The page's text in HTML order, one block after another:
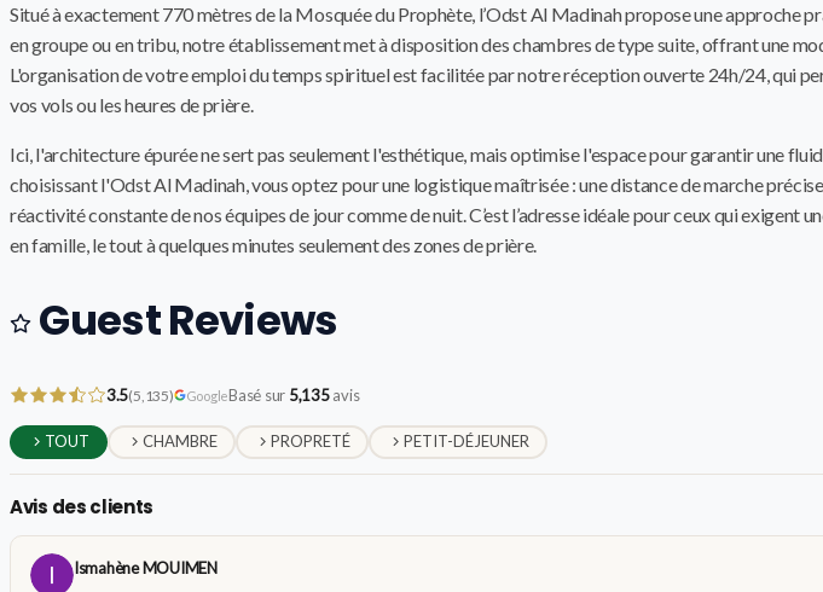
Situé à exactement 770 mètres de la Mosquée du Prophète, l’Odst Al Madinah propose une approche
en groupe ou en tribu, notre établissement met à disposition des chambres de type suite, offrant une
L'organisation de votre emploi du temps spirituel est facilitée par notre réception ouverte 24h/24, qui
vos vols ou les heures de prière.
Ici, l'architecture épurée ne sert pas seulement l'esthétique, mais optimise l'espace pour garantir une
choisissant l'Odst Al Madinah, vous optez pour une logistique maîtrisée : une distance de marche
réactivité constante de nos équipes de jour comme de nuit. C’est l’adresse idéale pour ceux qui exigent
en famille, le tout à quelques minutes seulement des zones de prière.
Guest Reviews
3.5(5,135) GoogleBasé sur 5,135avis
TOUT CHAMBRE PROPRETÉ PETIT-DÉJEUNER
Avis des clients
Ismahène MOUIMEN